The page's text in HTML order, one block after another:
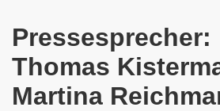
Pressesprecher:
Thomas
Martina
Gelsenkirchen am 12.08.2024 ab
am 08.07.2024
der